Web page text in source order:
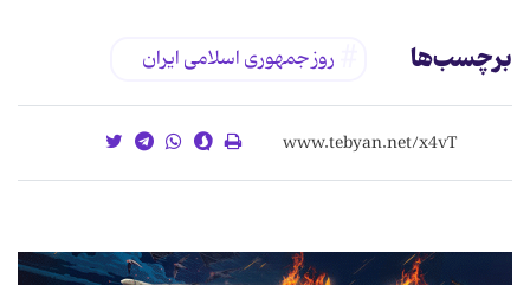
برچسب‌ها روز جمهوری اسلامی ایران